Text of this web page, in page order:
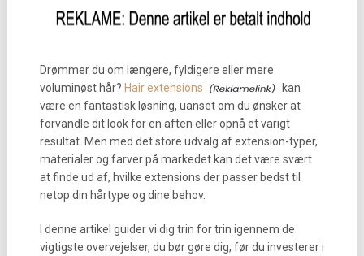
Drømmer du om længere, fyldigere eller mere
voluminøst hår? Hair extensions
kan
være en fantastisk løsning, uanset om du ønsker at
forvandle dit look for en aften eller opnå et varigt
resultat. Men med det store udvalg af extension-typer,
materialer og farver på markedet kan det være svært
at finde ud af, hvilke extensions der passer bedst til
netop din hårtype og dine behov.
I denne artikel guider vi dig trin for trin igennem de
vigtigste overvejelser, du bør gøre dig, før du investerer i